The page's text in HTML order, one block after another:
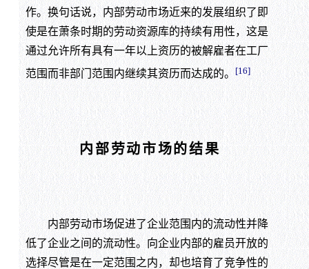
作。换句话说，内部劳动市场近来的发展组织了即
使是在萧条时期的劳动资源库的持续有用性，这是
通过允许所有具有一年以上资历的被解雇者在工厂
范围而非部门范围内继续其资历而达成的。 [16]
内部劳动市场的结果
内部劳动市场促进了企业范围内的流动性并降
低了企业之间的流动性。向企业内部的雇员开放的
选择尽管是在一定范围之内，却也培育了竞争性的